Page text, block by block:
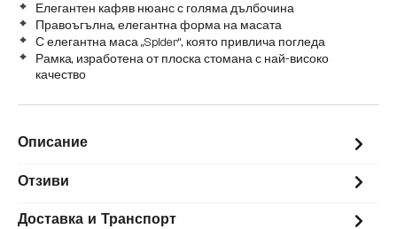
Елегантен кафяв нюанс с голяма дълбочина
Правоъгълна, елегантна форма на масата
С елегантна маса „Spider“, която привлича погледа
Рамка, изработена от плоска стомана с най-високо
качество
Описание
Отзиви
Доставка и Транспорт